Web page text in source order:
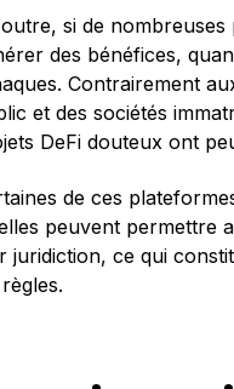
si de
des bénéfices,
Contrairement
et des sociétés
DeFi douteux ont
de ces
peuvent permettre
juridiction, ce qui